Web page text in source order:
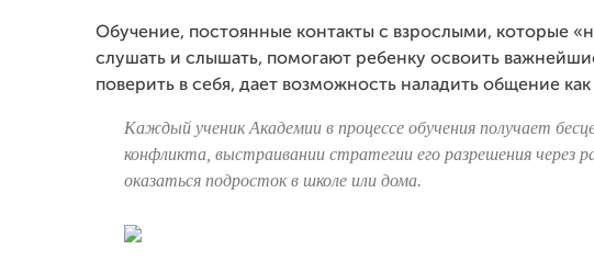
Обучение, постоянные контакты с взрослыми, которые
слушать и слышать, помогают ребенку освоить
поверить в себя, дает возможность наладить общение
Каждый ученик Академии в процессе обучения получает
конфликта, выстраивании стратегии его разрешения через
оказаться подросток в школе или дома.